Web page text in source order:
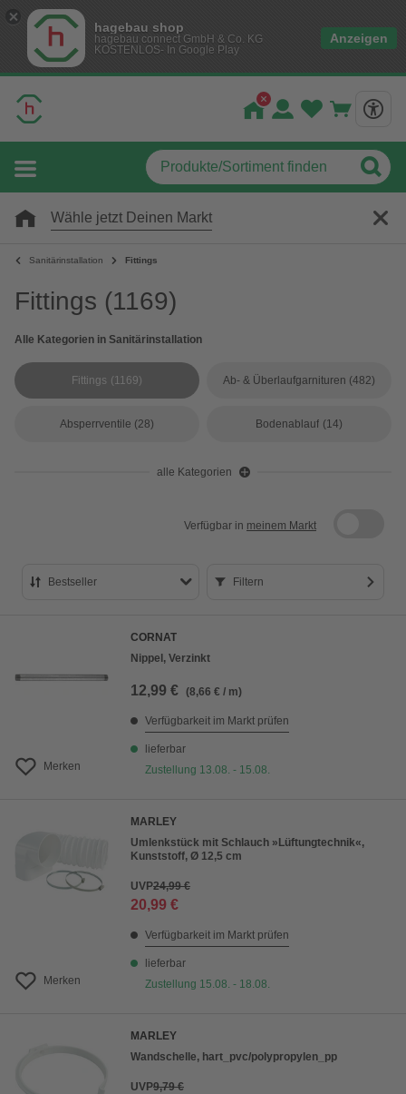
hagebau shop
hagebau connect GmbH & Co. KG
KOSTENLOS- In Google Play
Anzeigen
Wähle jetzt Deinen Markt
Sanitärinstallation Fittings
Fittings (1169)
Alle Kategorien in Sanitärinstallation
Fittings (1169) Ab- & Überlaufgarnituren (482)
Absperrventile (28) Bodenablauf (14)
alle Kategorien
Verfügbar in meinem Markt
Bestseller
Preis aufsteigend
Preis absteigend
Filtern
Merken
CORNAT
Nippel, Verzinkt
12,99 € (8,66 € / m)
Verfügbarkeit im Markt prüfen
lieferbar
Zustellung 13.08. - 15.08.
Merken
MARLEY
Umlenkstück mit Schlauch »Lüftungtechnik«,
Kunststoff, Ø 12,5 cm
UVP24,99 €
20,99 €
Verfügbarkeit im Markt prüfen
lieferbar
Zustellung 15.08. - 18.08.
MARLEY
Wandschelle, hart_pvc/polypropylen_pp
UVP9,79 €